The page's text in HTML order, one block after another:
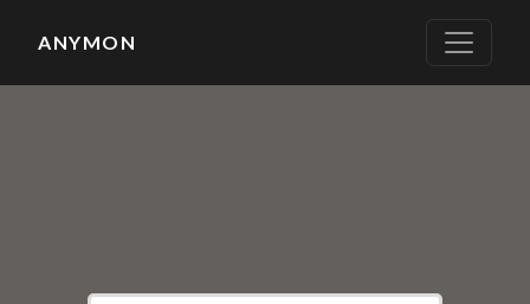
ANYMON